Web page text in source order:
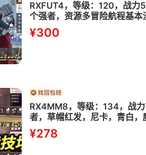
RXFUT4，等级：120，战力
个强者，资源多冒险航程基本
¥300
RX4MM8，等级：134，战
者，草帽红发，尼卡，青白
¥278